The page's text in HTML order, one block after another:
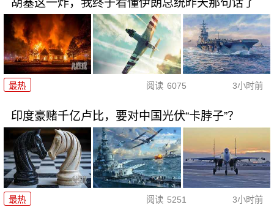
胡塞这一炸，我终于看懂伊朗总统昨天那句话了
最热 阅读 6075 3小时前
印度豪赌千亿卢比，要对中国光伏“卡脖子”？
最热 阅读 5251 3小时前